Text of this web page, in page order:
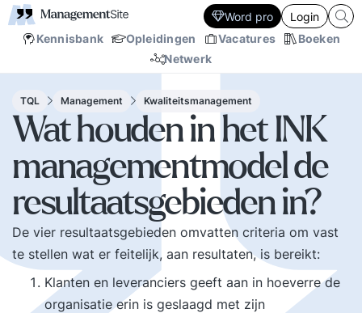
Kennisbank Opleidingen Vacatures
Boeken
Netwerk
Word pro Login
TQL Management Kwaliteitsmanagement
Wat houden in het INK
managementmodel de
resultaatsgebieden in?
De vier resultaatsgebieden omvatten criteria om vast
te stellen wat er feitelijk, aan resultaten, is bereikt:
Klanten en leveranciers geeft aan in hoeverre de
organisatie erin is geslaagd met zijn